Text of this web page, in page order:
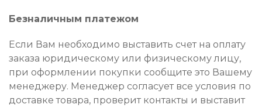
Безналичным платежом
Если Вам необходимо выставить счет на оплату
заказа юридическому или физическому лицу,
при оформлении покупки сообщите это Вашему
менеджеру. Менеджер согласует все условия по
доставке товара, проверит контакты и выставит